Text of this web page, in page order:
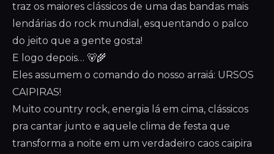
traz os maiores clássicos de uma das bandas mais
lendárias do rock mundial, esquentando o palco
do jeito que a gente gosta!
E logo depois… 🐻🌾
Eles assumem o comando do nosso arraiá: URSOS
CAIPIRAS!
Muito country rock, energia lá em cima, clássicos
pra cantar junto e aquele clima de festa que
transforma a noite em um verdadeiro caos caipira